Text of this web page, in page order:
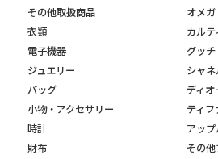
その他取扱商品
衣類
電子機器
ジュエリー
バッグ
小物・アクセサリー
時計
財布
オメガ
カルテ
グッチ
シャネ
ディオ
ティフ
アップ
その